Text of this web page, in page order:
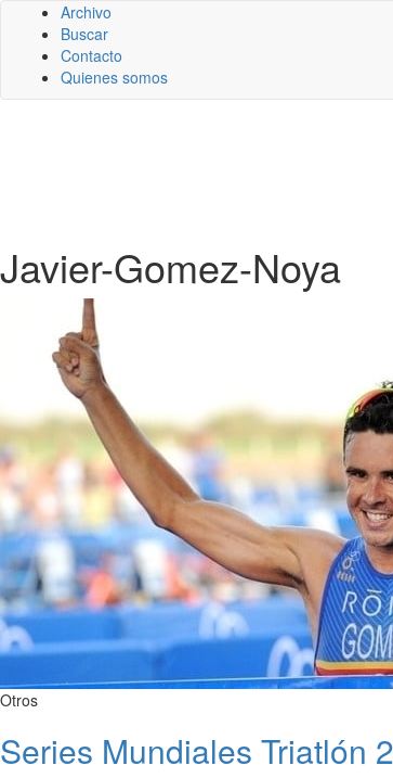
Archivo
Buscar
Contacto
Quienes somos
Javier-Gomez-Noya
Otros
Series Mundiales Triatlón